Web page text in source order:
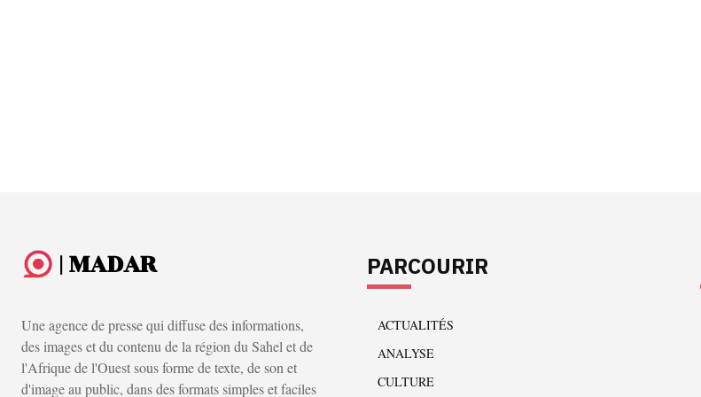
| MADAR
Une agence de presse qui diffuse des informations,
des images et du contenu de la région du Sahel et de
l'Afrique de l'Ouest sous forme de texte, de son et
d'image au public, dans des formats simples et faciles
PARCOURIR
ACTUALITÉS
ANALYSE
CULTURE